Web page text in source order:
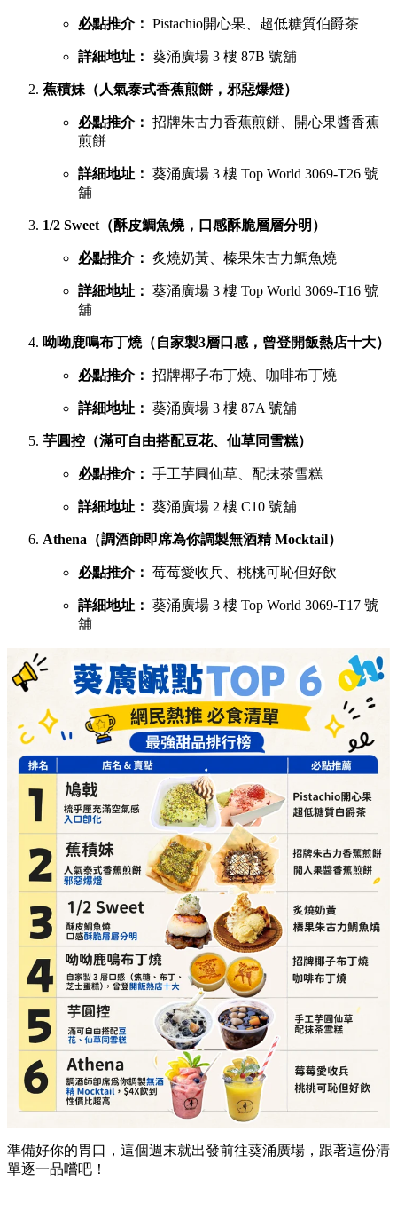
必點推介： Pistachio開心果、超低糖質伯爵茶
詳細地址： 葵涌廣場 3 樓 87B 號舖
蕉積妹（人氣泰式香蕉煎餅，邪惡爆燈）
必點推介： 招牌朱古力香蕉煎餅、開心果醬香蕉
煎餅
詳細地址： 葵涌廣場 3 樓 Top World 3069-T26 號
舖
1/2 Sweet（酥皮鯛魚燒，口感酥脆層層分明）
必點推介： 炙燒奶黃、榛果朱古力鯛魚燒
詳細地址： 葵涌廣場 3 樓 Top World 3069-T16 號
舖
呦呦鹿鳴布丁燒（自家製3層口感，曾登開飯熱店十大）
必點推介： 招牌椰子布丁燒、咖啡布丁燒
詳細地址： 葵涌廣場 3 樓 87A 號舖
芋圓控（滿可自由搭配豆花、仙草同雪糕）
必點推介： 手工芋圓仙草、配抹茶雪糕
詳細地址： 葵涌廣場 2 樓 C10 號舖
Athena（調酒師即席為你調製無酒精 Mocktail）
必點推介： 莓莓愛收兵、桃桃可恥但好飲
詳細地址： 葵涌廣場 3 樓 Top World 3069-T17 號
舖
準備好你的胃口，這個週末就出發前往葵涌廣場，跟著這份清
單逐一品嚐吧！